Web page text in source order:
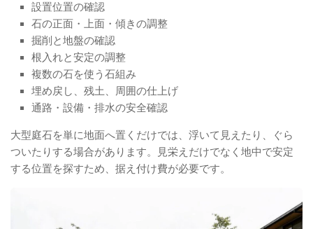
設置位置の確認
石の正面・上面・傾きの調整
掘削と地盤の確認
根入れと安定の調整
複数の石を使う石組み
埋め戻し、残土、周囲の仕上げ
通路・設備・排水の安全確認
大型庭石を単に地面へ置くだけでは、浮いて見えたり、ぐら
ついたりする場合があります。見栄えだけでなく地中で安定
する位置を探すため、据え付け費が必要です。